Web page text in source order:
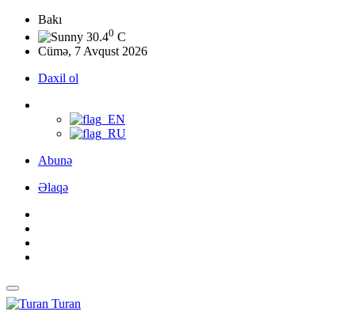
Bakı
30.40 C
Cümə, 7 Avqust 2026
Daxil ol
Abunə
Əlaqə
Turan